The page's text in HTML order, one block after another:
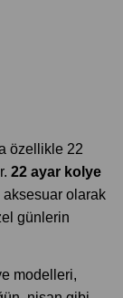
özellikle 22
22 ayar kolye
aksesuar olarak
günlerin
modelleri,